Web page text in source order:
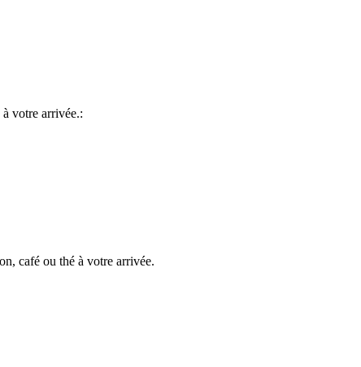
votre arrivée.:
café ou thé à votre arrivée.